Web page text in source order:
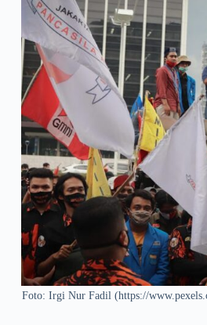
Foto: Irgi Nur Fadil (https://